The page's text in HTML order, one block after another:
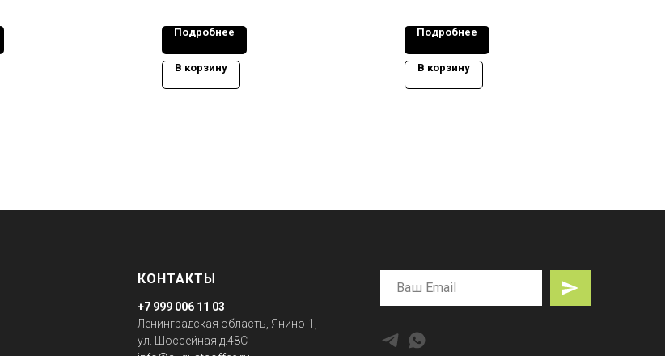
Подробнее
В корзину
Подробнее
В корзину
КОНТАКТЫ
+7 999 006 11 03
Ленинградская область, Янино-1,
ул. Шоссейная д.48С